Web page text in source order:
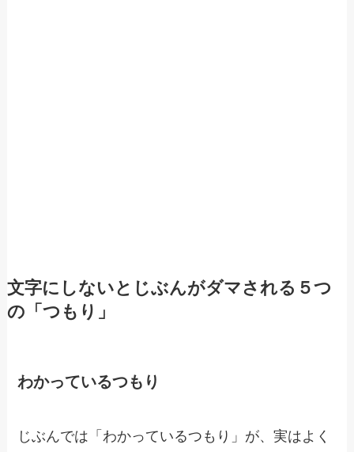
文字にしないとじぶんがダマされる５つ
の「つもり」
わかっているつもり
じぶんでは「わかっているつもり」が、実はよく